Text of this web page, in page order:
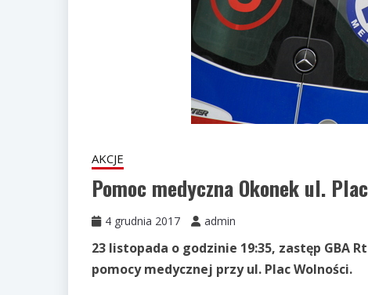
AKCJE
Pomoc medyczna Okonek ul.
4 grudnia 2017 admin
23 listopada o godzinie 19:35, zastęp GBA
pomocy medycznej przy ul. Plac Wolności.